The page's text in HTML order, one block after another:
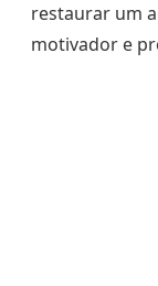
restaurar um
motivador e